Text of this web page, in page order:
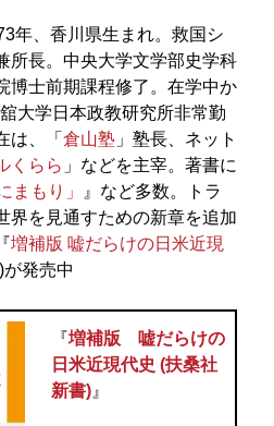
年、香川県生まれ。救国シ
所長。中央大学文学部史学科
博士前期課程修了。在学中か
大学日本政教研究所非常勤
は、「 倉山塾」塾長、ネット
くらら 」などを主宰。著書に
まもり」
』など多数。トラ
界を見通すための新章を追加
増補版 嘘だらけの日米近現
が発売中
『増補版 嘘だらけの
日米近現代史 (扶桑社
新書)』